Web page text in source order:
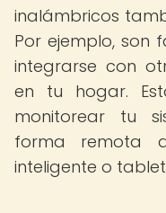
inalámbricos
Por ejemplo, son
integrarse con
en tu hogar.
monitorear tu
forma remota
inteligente o